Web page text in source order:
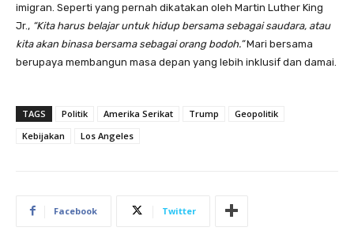
imigran. Seperti yang pernah dikatakan oleh Martin Luther King
Jr., “Kita harus belajar untuk hidup bersama sebagai saudara, atau
kita akan binasa bersama sebagai orang bodoh.”Mari bersama
berupaya membangun masa depan yang lebih inklusif dan damai.
TAGS Politik Amerika Serikat Trump
Geopolitik
Kebijakan
Los Angeles
Facebook Twitter